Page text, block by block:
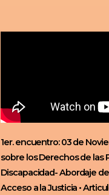
1er. encuentro: 03 de
sobre los Derechos de las
Discapacidad- Abordaje de
Acceso a la Justicia •